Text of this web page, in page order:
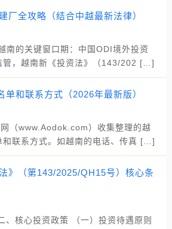
厂全攻略（结合中越最新法律）
南的关键窗口期：中国ODI境外投资
管，越南新《投资法》（143/202 […]
单和联系方式（2026年最新版）
（www.Aodok.com）收集整理的越
和联系方式。如越南的电话、传真 […]
》（第143/2025/QH15号）核心条
、核心投资政策 （一）投资待遇原则